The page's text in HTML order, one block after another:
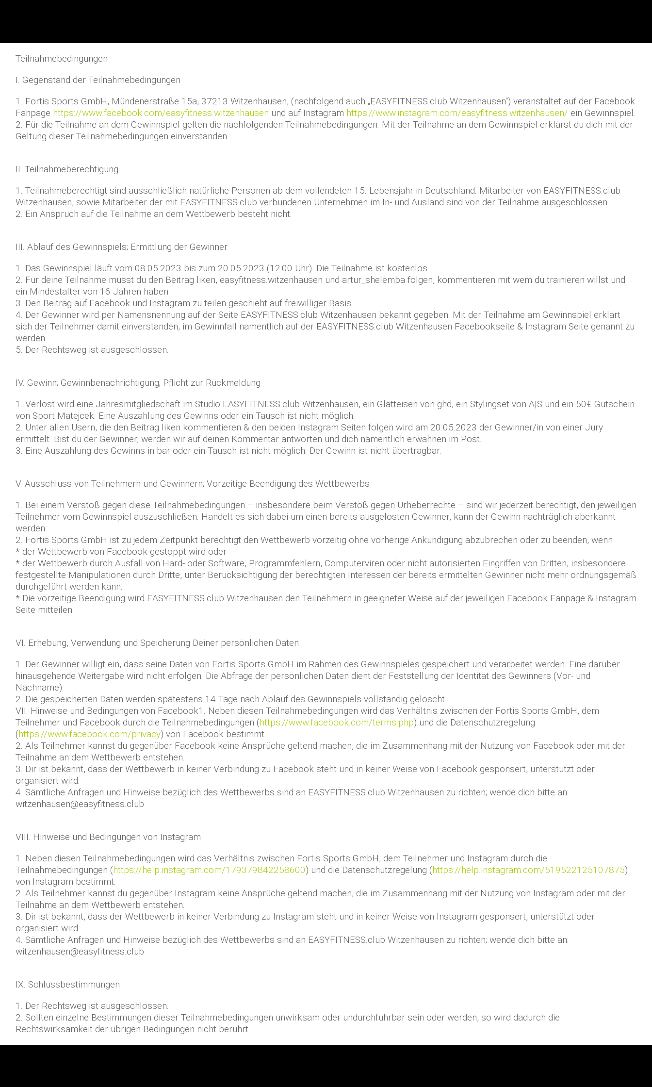
Teilnahmebedingungen
I. Gegenstand der Teilnahmebedingungen
1. Fortis Sports GmbH, Mündenerstraße 15a, 37213 Witzenhausen, (nachfolgend auch „EASYFITNESS.club Witzenhausen“) veranstaltet auf der Facebook
Fanpage https://www.facebook.com/easyfitness.witzenhausen und auf Instagram https://www.instagram.com/easyfitness.witzenhausen/ ein Gewinnspiel.
2. Für die Teilnahme an dem Gewinnspiel gelten die nachfolgenden Teilnahmebedingungen. Mit der Teilnahme an dem Gewinnspiel erklärst du dich mit der
Geltung dieser Teilnahmebedingungen einverstanden.
II. Teilnahmeberechtigung
1. Teilnahmeberechtigt sind ausschließlich natürliche Personen ab dem vollendeten 15. Lebensjahr in Deutschland. Mitarbeiter von EASYFITNESS.club
Witzenhausen, sowie Mitarbeiter der mit EASYFITNESS.club verbundenen Unternehmen im In- und Ausland sind von der Teilnahme ausgeschlossen.
2. Ein Anspruch auf die Teilnahme an dem Wettbewerb besteht nicht.
III. Ablauf des Gewinnspiels; Ermittlung der Gewinner
1. Das Gewinnspiel läuft vom 08.05.2023 bis zum 20.05.2023 (12:00 Uhr). Die Teilnahme ist kostenlos.
2. Für deine Teilnahme musst du den Beitrag liken, easyfitness.witzenhausen und artur_shelemba folgen, kommentieren mit wem du trainieren willst und
ein Mindestalter von 16 Jahren haben.
3. Den Beitrag auf Facebook und Instagram zu teilen geschieht auf freiwilliger Basis.
4. Der Gewinner wird per Namensnennung auf der Seite EASYFITNESS.club Witzenhausen bekannt gegeben. Mit der Teilnahme am Gewinnspiel erklärt
sich der Teilnehmer damit einverstanden, im Gewinnfall namentlich auf der EASYFITNESS.club Witzenhausen Facebookseite & Instagram Seite genannt zu
werden.
5. Der Rechtsweg ist ausgeschlossen.
IV. Gewinn; Gewinnbenachrichtigung; Pflicht zur Rückmeldung
1. Verlost wird eine Jahresmitgliedschaft im Studio EASYFITNESS.club Witzenhausen, ein Glätteisen von ghd, ein Stylingset von A|S und ein 50€ Gutschein
von Sport Matejcek. Eine Auszahlung des Gewinns oder ein Tausch ist nicht möglich.
2. Unter allen Usern, die den Beitrag liken kommentieren & den beiden Instagram Seiten folgen wird am 20.05.2023 der Gewinner/in von einer Jury
ermittelt. Bist du der Gewinner, werden wir auf deinen Kommentar antworten und dich namentlich erwähnen im Post.
3. Eine Auszahlung des Gewinns in bar oder ein Tausch ist nicht möglich. Der Gewinn ist nicht übertragbar.
V. Ausschluss von Teilnehmern und Gewinnern; Vorzeitige Beendigung des Wettbewerbs
1. Bei einem Verstoß gegen diese Teilnahmebedingungen – insbesondere beim Verstoß gegen Urheberrechte – sind wir jederzeit berechtigt, den jeweiligen
Teilnehmer vom Gewinnspiel auszuschließen. Handelt es sich dabei um einen bereits ausgelosten Gewinner, kann der Gewinn nachträglich aberkannt
werden.
2. Fortis Sports GmbH ist zu jedem Zeitpunkt berechtigt den Wettbewerb vorzeitig ohne vorherige Ankündigung abzubrechen oder zu beenden, wenn
* der Wettbewerb von Facebook gestoppt wird oder
* der Wettbewerb durch Ausfall von Hard- oder Software, Programmfehlern, Computerviren oder nicht autorisierten Eingriffen von Dritten, insbesondere
festgestellte Manipulationen durch Dritte, unter Berücksichtigung der berechtigten Interessen der bereits ermittelten Gewinner nicht mehr ordnungsgemäß
durchgeführt werden kann.
* Die vorzeitige Beendigung wird EASYFITNESS.club Witzenhausen den Teilnehmern in geeigneter Weise auf der jeweiligen Facebook Fanpage & Instagram
Seite mitteilen.
VI. Erhebung, Verwendung und Speicherung Deiner persönlichen Daten
1. Der Gewinner willigt ein, dass seine Daten von Fortis Sports GmbH im Rahmen des Gewinnspieles gespeichert und verarbeitet werden. Eine darüber
hinausgehende Weitergabe wird nicht erfolgen. Die Abfrage der persönlichen Daten dient der Feststellung der Identität des Gewinners (Vor- und
Nachname).
2. Die gespeicherten Daten werden spätestens 14 Tage nach Ablauf des Gewinnspiels vollständig gelöscht.
VII. Hinweise und Bedingungen von Facebook1. Neben diesen Teilnahmebedingungen wird das Verhältnis zwischen der Fortis Sports GmbH, dem
Teilnehmer und Facebook durch die Teilnahmebedingungen (https://www.facebook.com/terms.php) und die Datenschutzregelung
(https://www.facebook.com/privacy) von Facebook bestimmt.
2. Als Teilnehmer kannst du gegenüber Facebook keine Ansprüche geltend machen, die im Zusammenhang mit der Nutzung von Facebook oder mit der
Teilnahme an dem Wettbewerb entstehen.
3. Dir ist bekannt, dass der Wettbewerb in keiner Verbindung zu Facebook steht und in keiner Weise von Facebook gesponsert, unterstützt oder
organisiert wird.
4. Sämtliche Anfragen und Hinweise bezüglich des Wettbewerbs sind an EASYFITNESS.club Witzenhausen zu richten; wende dich bitte an:
witzenhausen@easyfitness.club
VIII. Hinweise und Bedingungen von Instagram
1. Neben diesen Teilnahmebedingungen wird das Verhältnis zwischen Fortis Sports GmbH, dem Teilnehmer und Instagram durch die
Teilnahmebedingungen (https://help.instagram.com/179379842258600) und die Datenschutzregelung (https://help.instagram.com/519522125107875)
von Instagram bestimmt.
2. Als Teilnehmer kannst du gegenüber Instagram keine Ansprüche geltend machen, die im Zusammenhang mit der Nutzung von Instagram oder mit der
Teilnahme an dem Wettbewerb entstehen.
3. Dir ist bekannt, dass der Wettbewerb in keiner Verbindung zu Instagram steht und in keiner Weise von Instagram gesponsert, unterstützt oder
organisiert wird.
4. Sämtliche Anfragen und Hinweise bezüglich des Wettbewerbs sind an EASYFITNESS.club Witzenhausen zu richten; wende dich bitte an:
witzenhausen@easyfitness.club
IX. Schlussbestimmungen
1. Der Rechtsweg ist ausgeschlossen.
2. Sollten einzelne Bestimmungen dieser Teilnahmebedingungen unwirksam oder undurchführbar sein oder werden, so wird dadurch die
Rechtswirksamkeit der übrigen Bedingungen nicht berührt.